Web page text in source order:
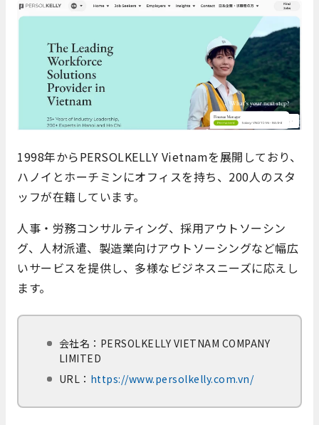
1998年からPERSOLKELLY Vietnamを展開しており、
ハノイとホーチミンにオフィスを持ち、200人のスタ
ッフが在籍しています。
人事・労務コンサルティング、採用アウトソーシン
グ、人材派遣、製造業向けアウトソーシングなど幅広
いサービスを提供し、多様なビジネスニーズに応えし
ます。
会社名： PERSOLKELLY VIETNAM COMPANY
LIMITED
URL： https://www.persolkelly.com.vn/